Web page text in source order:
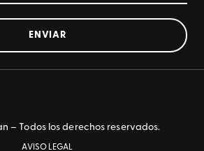
ENVIAR
– Todos los derechos reservados.
AVISO LEGAL